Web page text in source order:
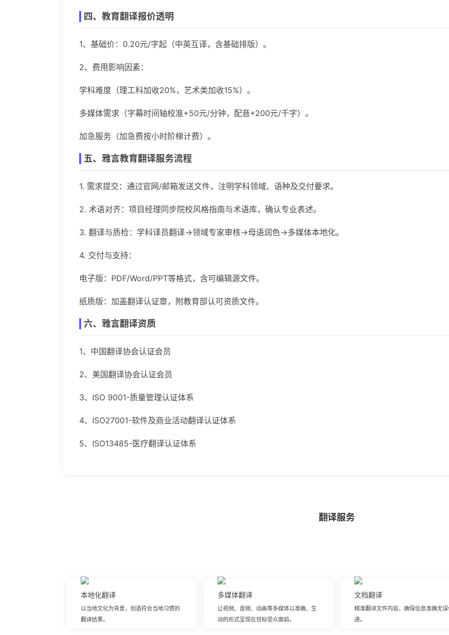
四、教育翻译报价透明
1、基础价：0.20元/字起（中英互译，含基础排版）。
2、费用影响因素：
学科难度（理工科加收20%，艺术类加收15%）。
多媒体需求（字幕时间轴校准+50元/分钟，配音+200元/千字）。
加急服务（加急费按小时阶梯计费）。
五、雅言教育翻译服务流程
1. 需求提交：通过官网/邮箱发送文件，注明学科领域、语种及交付要求。
2. 术语对齐：项目经理同步院校风格指南与术语库，确认专业表述。
3. 翻译与质检：学科译员翻译→领域专家审核→母语润色→多媒体本地化。
4. 交付与支持：
电子版：PDF/Word/PPT等格式，含可编辑源文件。
纸质版：加盖翻译认证章，附教育部认可资质文件。
六、雅言翻译资质
1、中国翻译协会认证会员
2、美国翻译协会认证会员
3、ISO 9001-质量管理认证体系
4、ISO27001-软件及商业活动翻译认证体系
5、ISO13485-医疗翻译认证体系
翻译服务
本地化翻译
以当地文化为背景，创造符合当地习惯的
翻译结果。
多媒体翻译
让视频、音频、动画等多媒体以准确、生
动的形式呈现在目标受众面前。
文档翻译
精准翻译文件内容，确保信息准确无
递。